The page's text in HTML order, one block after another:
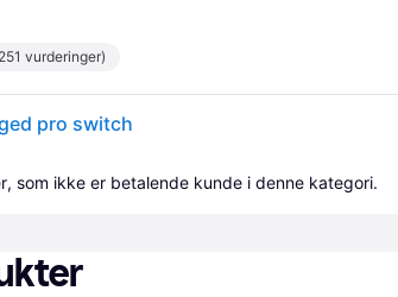
vurderinger)
pro switch
, som ikke er betalende kunde i denne kategori.